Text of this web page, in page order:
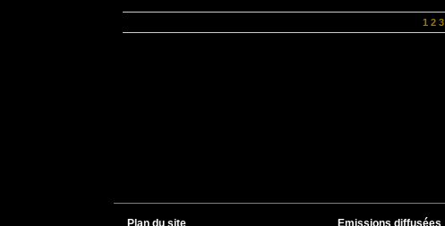
1 2 3
Plan du site Emissions diffusées